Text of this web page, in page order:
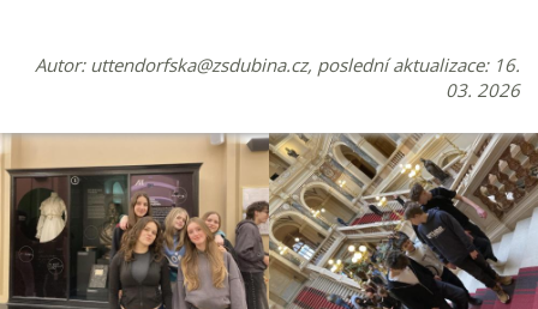
Autor: uttendorfska@zsdubina.cz, poslední aktualizace: 16.
03. 2026